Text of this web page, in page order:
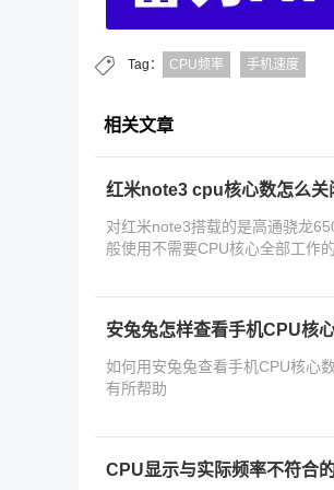
Tag： CPU频率 手机速度
相关文章
红米note3 cpu核心数怎么
对红米note3搭载的是高通骁龙
般使用不需要CPU核心全部工作
安兔兔怎样查看手机CPU核
如何用安兔兔查看手机CPU核心
有所帮助
CPU显示与实际频率不符合